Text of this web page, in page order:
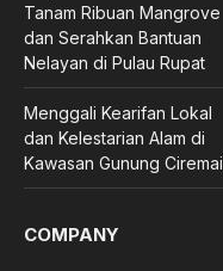
Tanam Ribuan Mangrove
dan Serahkan Bantuan
Nelayan di Pulau Rupat
Menggali Kearifan Lokal
dan Kelestarian Alam di
Kawasan Gunung Ciremai
COMPANY